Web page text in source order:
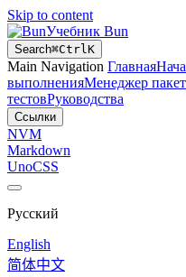
Skip to content
Учебник Bun
Search⌘CtrlK
Main Navigation Главная
выполненияМенеджер
тестовРуководства
Ссылки
NVM
Markdown
UnoCSS
Русский
English
简体中文